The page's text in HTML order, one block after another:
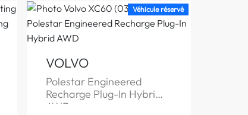
Véhicule réservé
VOLVO
Polestar Engineered
Recharge Plug-In Hybrid
AWD